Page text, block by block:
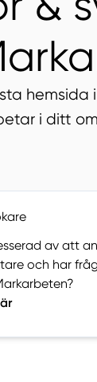
i ditt
av att
och har